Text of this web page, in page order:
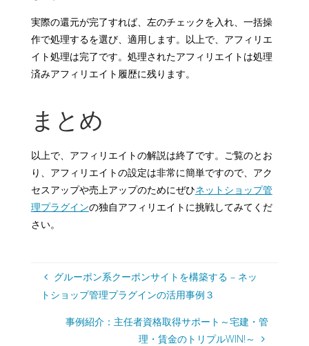
実際の還元が完了すれば、左のチェックを入れ、一括操
作で処理するを選び、適用します。以上で、アフィリエ
イト処理は完了です。処理されたアフィリエイトは処理
済みアフィリエイト履歴に残ります。
まとめ
以上で、アフィリエイトの解説は終了です。ご覧のとお
り、アフィリエイトの設定は非常に簡単ですので、アク
セスアップや売上アップのためにぜひネットショップ管
理プラグインの独自アフィリエイトに挑戦してみてくだ
さい。
グルーポン系クーポンサイトを構築する – ネッ
トショップ管理プラグインの活用事例３
事例紹介：主任者資格取得サポート～宅建・管
理・賃金のトリプルWIN!～